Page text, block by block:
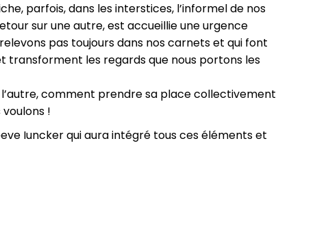
parfois, dans les interstices, l’informel de nos
sur une autre, est accueillie une urgence
pas toujours dans nos carnets et qui font
transforment les regards que nous portons les
comment prendre sa place collectivement
!
Iuncker qui aura intégré tous ces éléments et